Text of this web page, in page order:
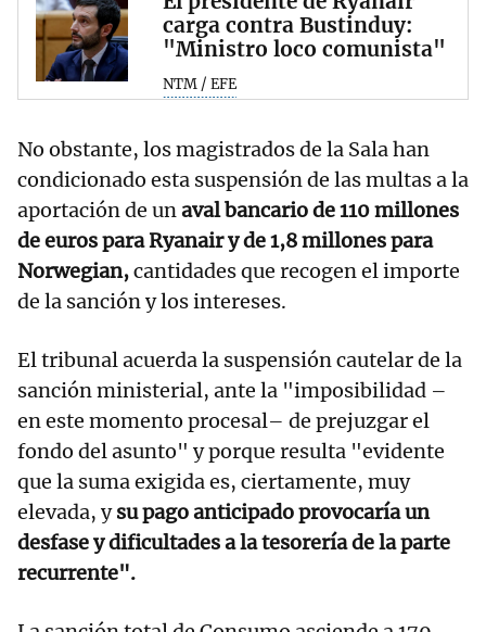
carga contra Bustinduy:
"Ministro loco comunista"
NTM / EFE
No obstante, los magistrados de la Sala han
condicionado esta suspensión de las multas a la
aportación de unaval bancario de 110 millones
de euros para Ryanair y de 1,8 millones para
Norwegian,cantidades que recogen el importe
de la sanción y los intereses.
El tribunal acuerda la suspensión cautelar de la
sanción ministerial, ante la "imposibilidad –
en este momento procesal– de prejuzgar el
fondo del asunto" y porque resulta "evidente
que la suma exigida es, ciertamente, muy
elevada, ysu pago anticipado provocaría un
desfase y dificultades a la tesorería de la parte
recurrente".